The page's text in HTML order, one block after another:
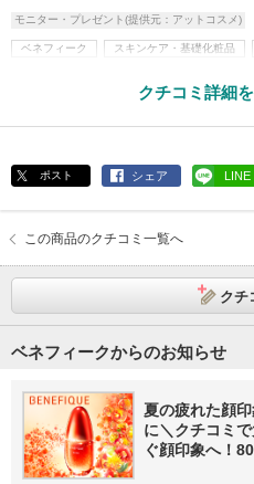
モニター・プレゼント(提供元：アットコスメ)
ベネフィーク スキンケア・基礎化粧品
クチコミ詳細
ポスト シェア LINE
この商品のクチコミ一覧へ
クチ
ベネフィークからのお知らせ
夏の疲れた顔
に＼クチコミ
ぐ顔印象へ！